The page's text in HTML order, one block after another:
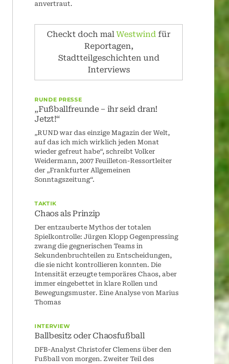
anvertraut.
Checkt doch malWestwind für
Reportagen,
Stadtteilgeschichten und
Interviews
RUNDE PRESSE
„Fußballfreunde – ihr seid dran!
Jetzt!“
„RUND war das einzige Magazin der Welt,
auf das ich mich wirklich jeden Monat
wieder gefreut habe“, schreibt Volker
Weidermann, 2007 Feuilleton-Ressortleiter
der „Frankfurter Allgemeinen
Sonntagszeitung“.
TAKTIK
Chaos als Prinzip
Der entzauberte Mythos der totalen
Spielkontrolle: Jürgen Klopp Gegenpressing
zwang die gegnerischen Teams in
Sekundenbruchteilen zu Entscheidungen,
die sie nicht kontrollieren konnten. Die
Intensität erzeugte temporäres Chaos, aber
immer eingebettet in klare Rollen und
Bewegungsmuster. Eine Analyse von Marius
Thomas
INTERVIEW
Ballbesitz oder Chaosfußball
DFB-Analyst Christofer Clemens über den
Fußball von morgen. Zweiter Teil des